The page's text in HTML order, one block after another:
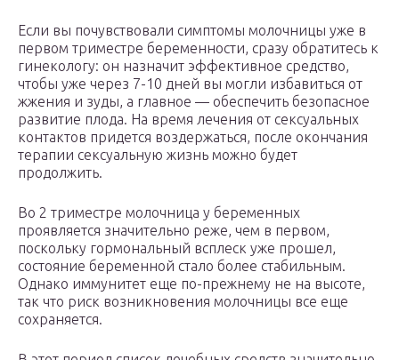
Если вы почувствовали симптомы молочницы уже в
первом триместре беременности, сразу обратитесь к
гинекологу: он назначит эффективное средство,
чтобы уже через 7-10 дней вы могли избавиться от
жжения и зуды, а главное — обеспечить безопасное
развитие плода. На время лечения от сексуальных
контактов придется воздержаться, после окончания
терапии сексуальную жизнь можно будет
продолжить.
Во 2 триместре молочница у беременных
проявляется значительно реже, чем в первом,
поскольку гормональный всплеск уже прошел,
состояние беременной стало более стабильным.
Однако иммунитет еще по-прежнему не на высоте,
так что риск возникновения молочницы все еще
сохраняется.